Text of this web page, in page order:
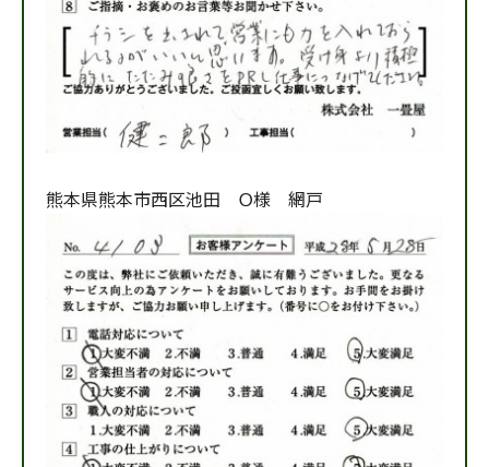
熊本県熊本市西区池田 Ｏ様 網戸